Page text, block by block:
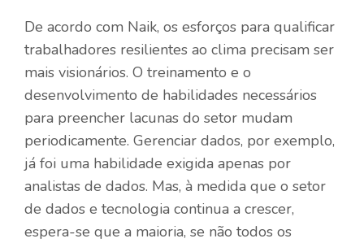
De acordo com Naik, os esforços para qualificar
trabalhadores resilientes ao clima precisam ser
mais visionários. O treinamento e o
desenvolvimento de habilidades necessários
para preencher lacunas do setor mudam
periodicamente. Gerenciar dados, por exemplo,
já foi uma habilidade exigida apenas por
analistas de dados. Mas, à medida que o setor
de dados e tecnologia continua a crescer,
espera-se que a maioria, se não todos os